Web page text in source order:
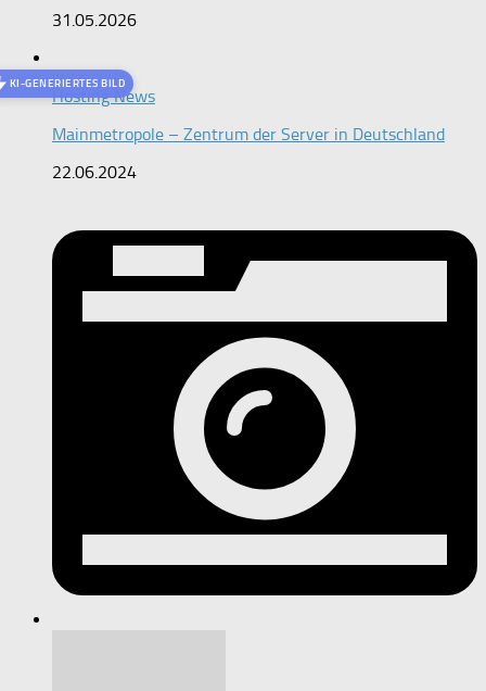
31.05.2026
KI-GENERIERTES BILD
Hosting News
Mainmetropole – Zentrum der Server in Deutschland
22.06.2024